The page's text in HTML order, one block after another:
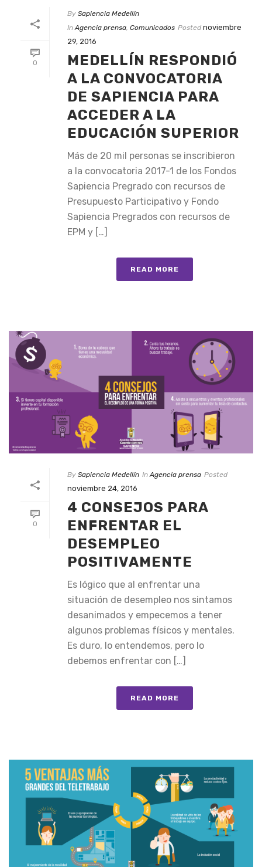
0
By Sapiencia Medellín
In Agencia prensa, Comunicados Posted noviembre
29, 2016
MEDELLÍN RESPONDIÓ
A LA CONVOCATORIA
DE SAPIENCIA PARA
ACCEDER A LA
EDUCACIÓN SUPERIOR
Más de 20 mil personas se inscribieron
a la convocatoria 2017-1 de los Fondos
Sapiencia Pregrado con recursos de
Presupuesto Participativo y Fondo
Sapiencia Pregrados con recursos de
EPM y […]
READ MORE
0
By Sapiencia Medellín In Agencia prensa Posted
noviembre 24, 2016
4 CONSEJOS PARA
ENFRENTAR EL
DESEMPLEO
POSITIVAMENTE
Es lógico que al enfrentar una
situación de desempleo nos sintamos
desanimados y empecemos a tener
algunos problemas físicos y mentales.
Es duro, lo entendemos, pero lo
debemos enfrentar con […]
READ MORE